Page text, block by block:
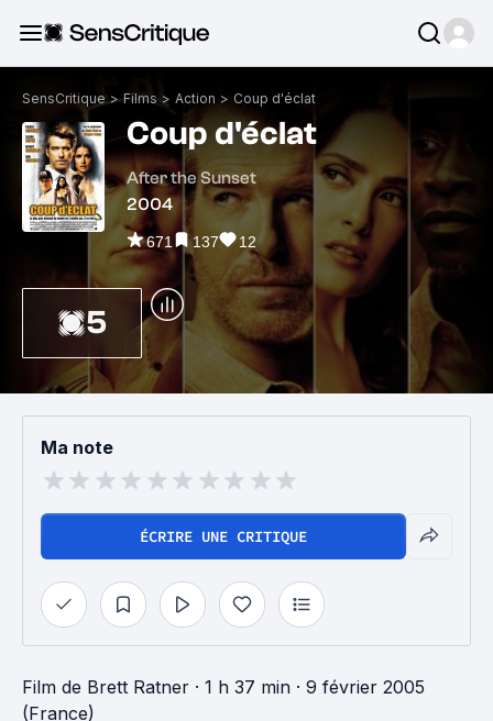
SensCritique > Films > Action > Coup d'éclat
Coup d'éclat
After the Sunset
2004
671 137 12
5
Ma note
ÉCRIRE UNE CRITIQUE
Film de Brett Ratner · 1 h 37 min · 9 février 2005
(France)